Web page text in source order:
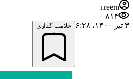
nreern
۸۱۴
۳ تیر ۱۴۰۰،‏ ۶:۲۸
علامت گذاری